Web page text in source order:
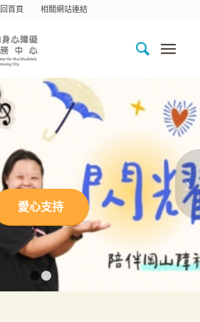
回首頁 相關網站連結
愛心支持
下一頁